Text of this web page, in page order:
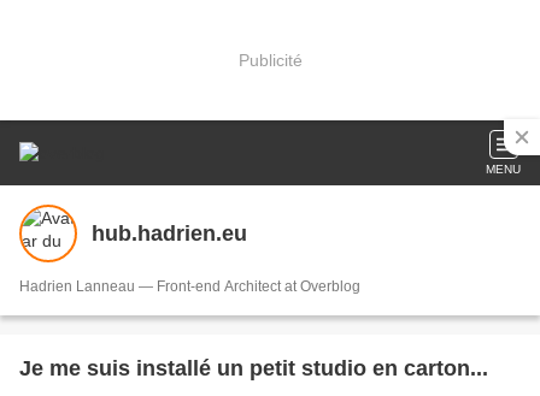
Publicité
MENU
hub.hadrien.eu
Hadrien Lanneau — Front-end Architect at Overblog
Je me suis installé un petit studio en carton...